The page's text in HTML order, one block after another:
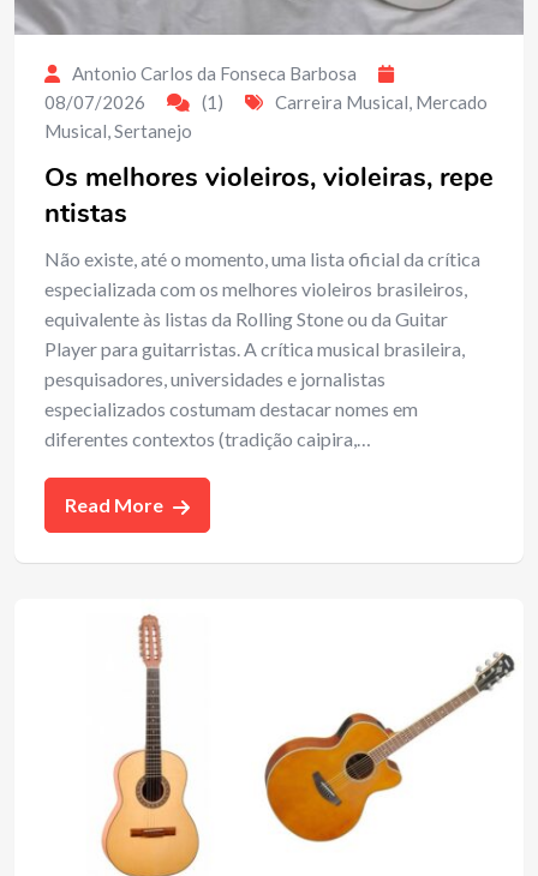
Antonio Carlos da Fonseca Barbosa
08/07/2026
(1) Carreira Musical, Mercado
Musical,Sertanejo
Os melhores violeiros, violeiras, repe
ntistas
Não existe, até o momento, uma lista oficial da crítica
especializada com os melhores violeiros brasileiros,
equivalente às listas da Rolling Stone ou da Guitar
Player para guitarristas. A crítica musical brasileira,
pesquisadores, universidades e jornalistas
especializados costumam destacar nomes em
diferentes contextos (tradição caipira,…
Read More